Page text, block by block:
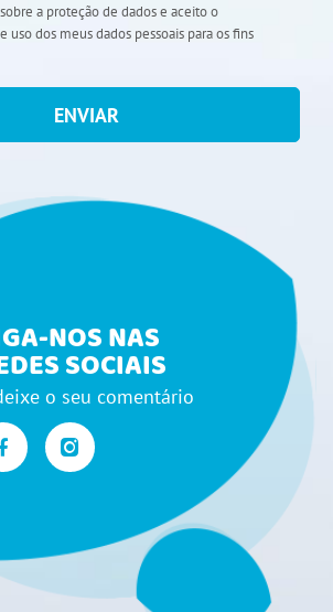
sobre a proteção de dados e aceito o
uso dos meus dados pessoais para os fins
ENVIAR
NOS NAS
SOCIAIS
o seu comentário